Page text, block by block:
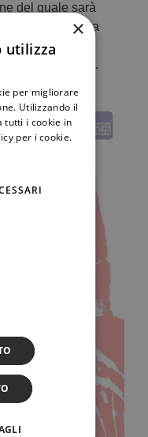
del quale sarà
Lorenzo Maria
sistema di
Torino, 2024”.
×
utilizza
per migliorare
Utilizzando il
tutti i cookie in
per i cookie.